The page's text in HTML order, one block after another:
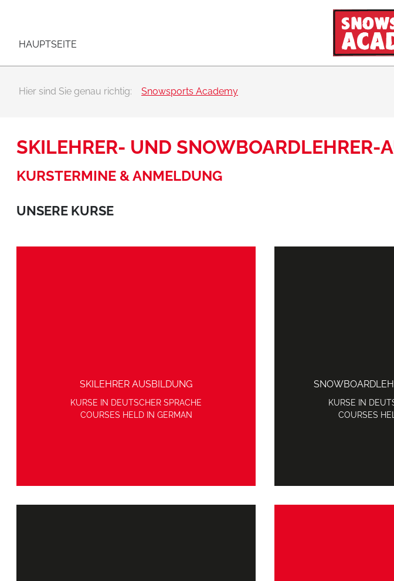
HAUPTSEITE
Hier sind Sie genau richtig: Snowsports Academy
SKILEHRER- UND SNOWBOARDLEHRER-
KURSTERMINE & ANMELDUNG
UNSERE KURSE
SKILEHRER AUSBILDUNG
KURSE IN DEUTSCHER SPRACHE
COURSES HELD IN GERMAN
KURSE IN
COURSES